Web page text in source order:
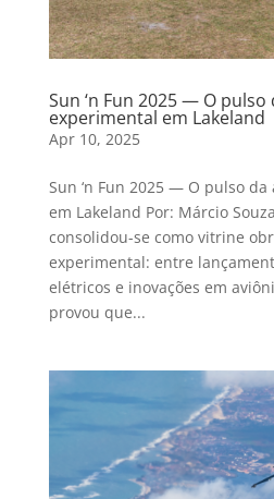
Sun ‘n Fun 2025 — O pulso
experimental em Lakeland
Apr 10, 2025
Sun ‘n Fun 2025 — O pulso
em Lakeland Por: Márcio
consolidou-se como vitrine
experimental: entre
elétricos e inovações em
provou que...